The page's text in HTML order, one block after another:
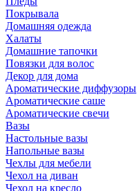
Покрывала
Домашняя одежда
Халаты
Домашние тапочки
Повязки для волос
Декор для дома
Ароматические диффузоры
Ароматические саше
Ароматические свечи
Вазы
Настольные вазы
Напольные вазы
Чехлы для мебели
Чехол на диван
Чехол на кресло